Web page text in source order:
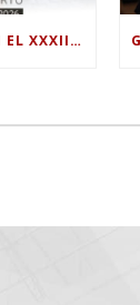
ASÍ SE VIVIÓ ITALIA EN EL XXXIII TALLER INTERNACIONAL INTERDISCIPLINAR